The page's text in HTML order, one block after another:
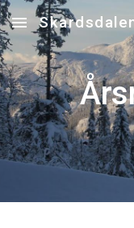
Skip to main content